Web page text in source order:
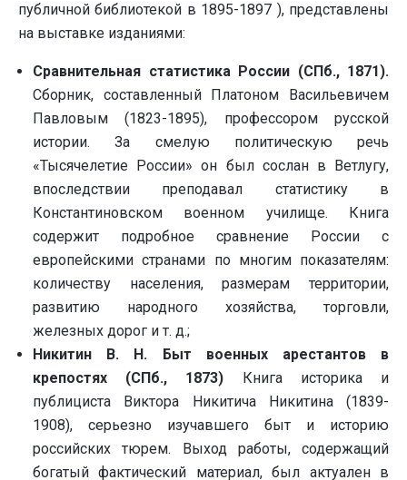
публичной библиотекой в 1895-1897 ), представлены
на выставке изданиями:
Сравнительная статистика России (СПб., 1871).
Сборник, составленный Платоном Васильевичем
Павловым (1823-1895), профессором русской
истории. За смелую политическую речь
«Тысячелетие России» он был сослан в Ветлугу,
впоследствии преподавал статистику в
Константиновском военном училище. Книга
содержит подробное сравнение России с
европейскими странами по многим показателям:
количеству населения, размерам территории,
развитию народного хозяйства, торговли,
железных дорог и т. д.;
Никитин В. Н. Быт военных арестантов в
крепостях (СПб., 1873) Книга историка и
публициста Виктора Никитича Никитина (1839-
1908), серьезно изучавшего быт и историю
российских тюрем. Выход работы, содержащий
богатый фактический материал, был актуален в